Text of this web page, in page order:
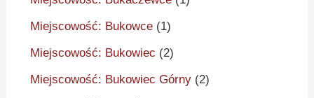
Miejscowość: Bukowce (1)
Miejscowość: Bukowiec (2)
Miejscowość: Bukowiec Górny (2)